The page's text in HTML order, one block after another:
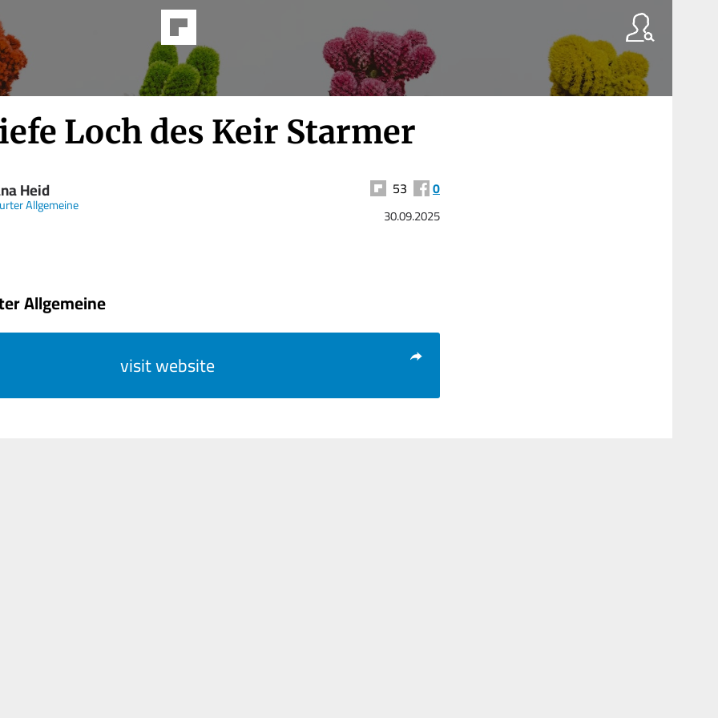
Loch des Keir Starmer
Heid
Allgemeine
53 0
30.09.2025
Allgemeine
visit website